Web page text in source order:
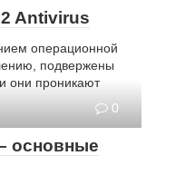
Antivirus
операционной
подвержены
они проникают
0
основные